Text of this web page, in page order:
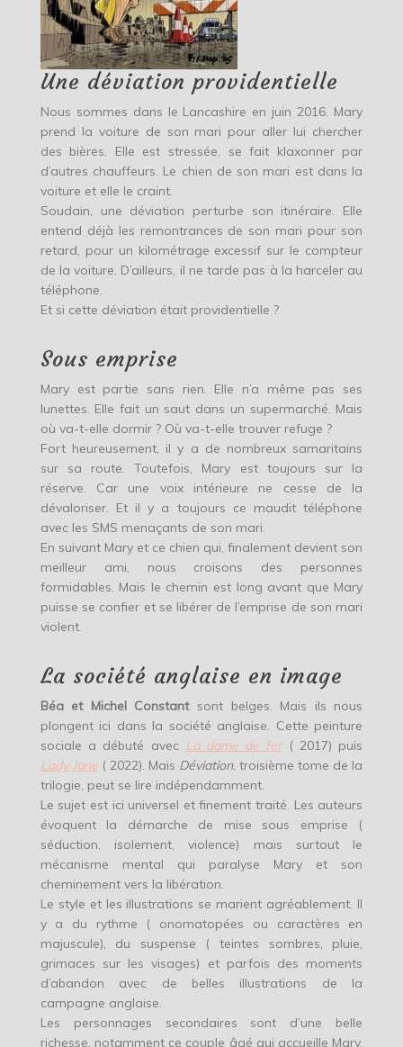
Une déviation providentielle
Nous sommes dans le Lancashire en juin 2016. Mary
prend la voiture de son mari pour aller lui chercher
des bières. Elle est stressée, se fait klaxonner par
d’autres chauffeurs. Le chien de son mari est dans la
voiture et elle le craint.
Soudain, une déviation perturbe son itinéraire. Elle
entend déjà les remontrances de son mari pour son
retard, pour un kilométrage excessif sur le compteur
de la voiture. D’ailleurs, il ne tarde pas à la harceler au
téléphone.
Et si cette déviation était providentielle ?
Sous emprise
Mary est partie sans rien. Elle n’a même pas ses
lunettes. Elle fait un saut dans un supermarché. Mais
où va-t-elle dormir ? Où va-t-elle trouver refuge ?
Fort heureusement, il y a de nombreux samaritains
sur sa route. Toutefois, Mary est toujours sur la
réserve. Car une voix intérieure ne cesse de la
dévaloriser. Et il y a toujours ce maudit téléphone
avec les SMS menaçants de son mari.
En suivant Mary et ce chien qui, finalement devient son
meilleur ami, nous croisons des personnes
formidables. Mais le chemin est long avant que Mary
puisse se confier et se libérer de l’emprise de son mari
violent.
La société anglaise en image
Béa et Michel Constantsont belges. Mais ils nous
plongent ici dans la société anglaise. Cette peinture
sociale a débuté avec La dame de fer( 2017) puis
Lady Jane( 2022). Mais Déviation, troisième tome de la
trilogie, peut se lire indépendamment.
Le sujet est ici universel et finement traité. Les auteurs
évoquent la démarche de mise sous emprise (
séduction, isolement, violence) mais surtout le
mécanisme mental qui paralyse Mary et son
cheminement vers la libération.
Le style et les illustrations se marient agréablement. Il
y a du rythme ( onomatopées ou caractères en
majuscule), du suspense ( teintes sombres, pluie,
grimaces sur les visages) et parfois des moments
d’abandon avec de belles illustrations de la
campagne anglaise.
Les personnages secondaires sont d’une belle
richesse, notamment ce couple âgé qui accueille Mary.